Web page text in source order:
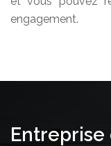
engagement.